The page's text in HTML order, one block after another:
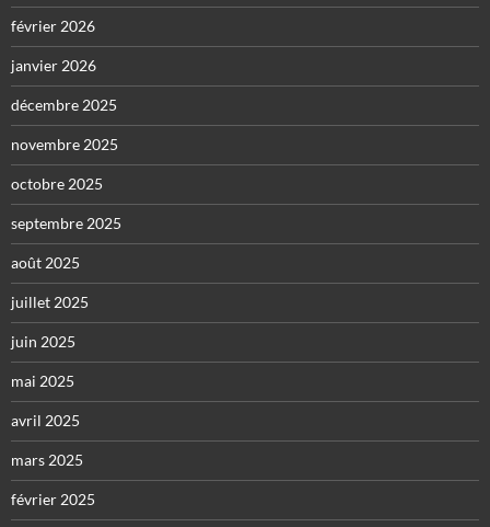
février 2026
janvier 2026
décembre 2025
novembre 2025
octobre 2025
septembre 2025
août 2025
juillet 2025
juin 2025
mai 2025
avril 2025
mars 2025
février 2025